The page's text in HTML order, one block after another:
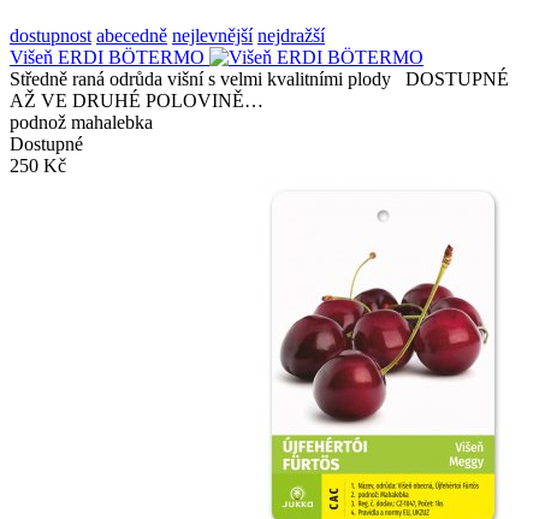
dostupnost abecedně nejlevnější nejdražší
Višeň ERDI BÖTERMO
Středně raná odrůda višní s velmi kvalitními plody DOSTUPNÉ
AŽ VE DRUHÉ POLOVINĚ…
podnož mahalebka
Dostupné
250 Kč